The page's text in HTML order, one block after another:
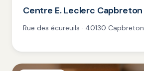
Centre E. Leclerc Capbreton
Rue des écureuils · 40130 Capbreton